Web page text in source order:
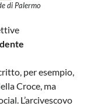
di Palermo
per esempio,
Croce, ma
L’arcivescovo